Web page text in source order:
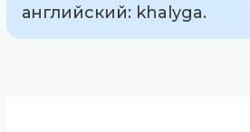
английский: khalyga.